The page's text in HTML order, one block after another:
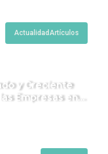
ActualidadArtículos
y Creciente
Empresas en